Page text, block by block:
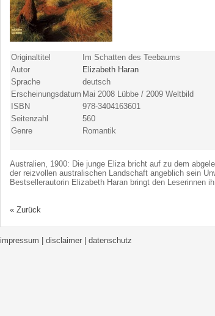
Originaltitel
Im Schatten des Teebaums
Autor
Elizabeth Haran
Sprache
deutsch
Erscheinungsdatum Mai 2008 Lübbe / 2009 Weltbild
ISBN
978-3404163601
Seitenzahl
560
Genre
Romantik
Australien, 1900: Die junge Eliza bricht auf zu dem
der reizvollen australischen Landschaft angeblich sein
Bestsellerautorin Elizabeth Haran bringt den Leserinnen
« Zurück
impressum | disclaimer | datenschutz